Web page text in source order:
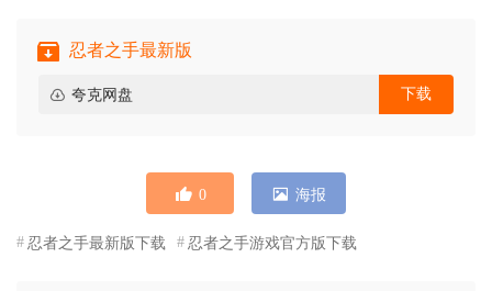
忍者之手最新版
夸克网盘 下载
0 海报
忍者之手最新版下载 忍者之手游戏官方版下载